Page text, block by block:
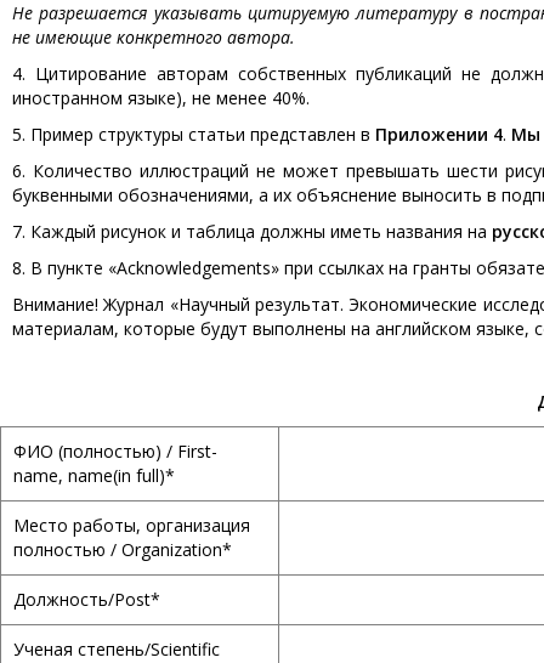
Не разрешается указывать цитируемую литературу в
не имеющие конкретного автора.
4. Цитирование авторам собственных публикаций не
иностранном языке), не менее 40%.
5. Пример структуры статьи представлен в Приложении 4. Мы
6. Количество иллюстраций не может превышать шести
буквенными обозначениями, а их объяснение выносить в
7. Каждый рисунок и таблица должны иметь названия на
8. В пункте «Acknowledgements» при ссылках на гранты
Внимание! Журнал «Научный результат. Экономические
материалам, которые будут выполнены на английском языке,
ФИО (полностью) / First-
name, name(in full)*
Место работы, организация
полностью / Organization*
Должность/Post*
Ученая степень/Scientific